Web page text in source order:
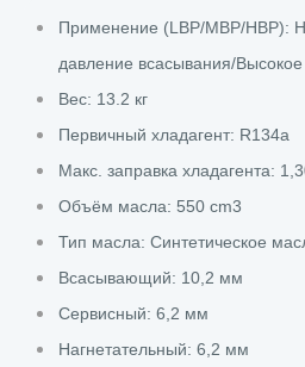
Применение (LBP/MBP/HBP):
давление всасывания/
Вес: 13.2 кг
Первичный хладагент: R134a
Макс. заправка хладагента:
Объём масла: 550 cm3
Тип масла: Синтетическое
Всасывающий: 10,2 мм
Сервисный: 6,2 мм
Нагнетательный: 6,2 мм